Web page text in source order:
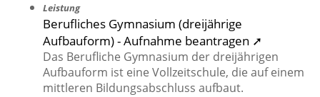
Leistung
Berufliches Gymnasium (dreijährige
Aufbauform) - Aufnahme beantragen ➚
Das Berufliche Gymnasium der dreijährigen
Aufbauform ist eine Vollzeitschule, die auf einem
mittleren Bildungsabschluss aufbaut.